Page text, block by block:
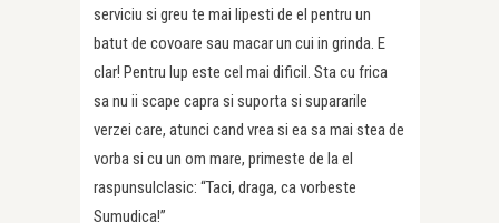
serviciu si greu te mai lipesti de el pentru un
batut de covoare sau macar un cui in grinda. E
clar! Pentru lup este cel mai dificil. Sta cu frica
sa nu ii scape capra si suporta si supararile
verzei care, atunci cand vrea si ea sa mai stea de
vorba si cu un om mare, primeste de la el
raspunsulclasic: “Taci, draga, ca vorbeste
Sumudica!”